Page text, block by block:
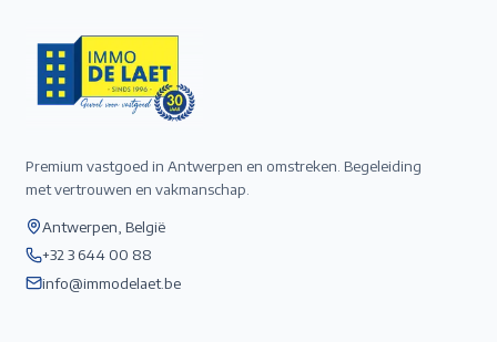
Premium vastgoed in Antwerpen en omstreken. Begeleiding
met vertrouwen en vakmanschap.
Antwerpen, België
+32 3 644 00 88
info@immodelaet.be